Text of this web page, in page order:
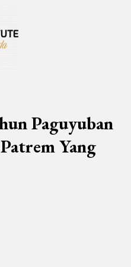
Paguyuban
Yang